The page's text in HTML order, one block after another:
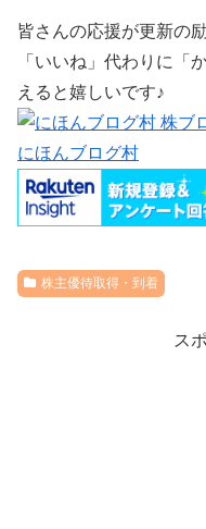
皆さんの応援が更新の
「いいね」代わりに「
えると嬉しいです♪
にほんブログ村
株主優待取得・到着
ス